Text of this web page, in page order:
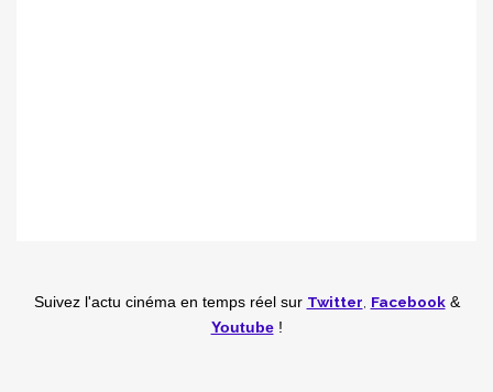
Suivez l'actu cinéma en temps réel sur Twitter Facebook&
Youtube!